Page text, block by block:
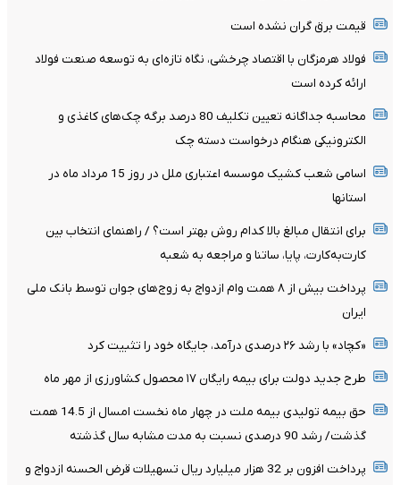
قیمت برق گران نشده است
فولاد هرمزگان با اقتصاد چرخشی، نگاه تازه‌ای به توسعه صنعت فولاد
ارائه کرده است
محاسبه جداگانه تعیین تکلیف 80 درصد برگه چک‌های کاغذی و
الکترونیکی هنگام درخواست دسته چک
اسامی شعب کشیک موسسه اعتباری ملل در روز 15 مرداد ماه در
استانها
برای انتقال مبالغ بالا کدام روش بهتر است؟ / راهنمای انتخاب بین
کارت‌به‌کارت، پایا، ساتنا و مراجعه به شعبه
پرداخت بیش از ۸ همت وام ازدواج به زوج‌های جوان توسط بانک ملی
ایران
«کچاد» با رشد ۲۶ درصدی درآمد، جایگاه خود را تثبیت کرد
طرح جدید دولت برای بیمه رایگان ۱۷ محصول کشاورزی از مهر ماه
حق بیمه تولیدی بیمه ملت در چهار ماه نخست امسال از 14.5 همت
گذشت/ رشد 90 درصدی نسبت به مدت مشابه سال گذشته
پرداخت افزون بر 32 هزار میلیارد ریال تسهیلات قرض الحسنه ازدواج و